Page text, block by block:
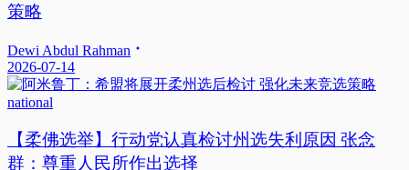
策略
Dewi Abdul Rahman
2026-07-14
national
【柔佛选举】行动党认真检讨州选失利原因 张念
群：尊重人民所作出选择